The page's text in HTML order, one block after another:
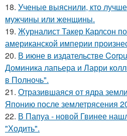
18. Ученые выяснили, кто
мужчины или женщины.
19. Журналист Такер Карлсон
американской империи
20. В июне в издательстве
Доминика лапьера и Ларри
в Полночь".
21. Отразившаяся от ядра
Японию после землетрясения
22. В Папуа - новой Гвинее
"Ходить".